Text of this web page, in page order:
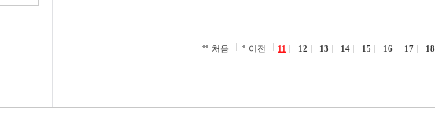
처음 이전 11 12 13 14 15 16 17 18